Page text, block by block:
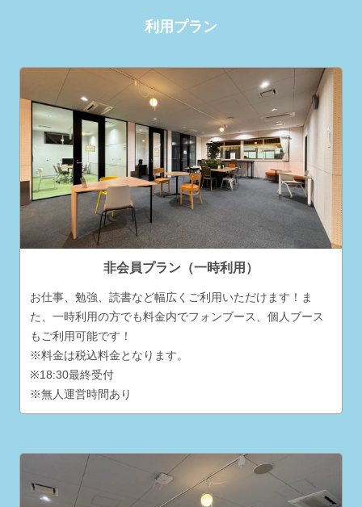
利用プラン
非会員プラン（一時利用）
お仕事、勉強、読書など幅広くご利用いただけます！ま
た、一時利用の方でも料金内でフォンブース、個人ブース
もご利用可能です！
※料金は税込料金となります。
※18:30最終受付
※無人運営時間あり